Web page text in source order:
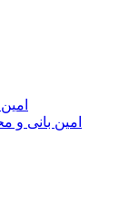
امین بانی و